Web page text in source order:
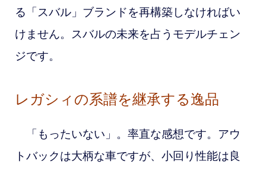
る「スバル」ブランドを再構築しなければい
けません。スバルの未来を占うモデルチェン
ジです。
レガシィの系譜を継承する逸品
「もったいない」。率直な感想です。アウ
トバックは大柄な車ですが、小回り性能は良